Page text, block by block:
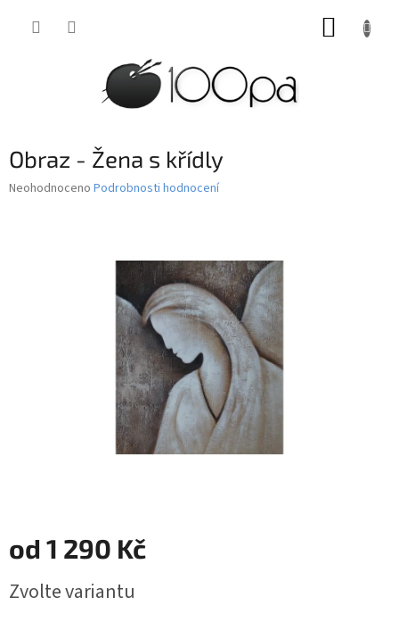
Obraz - Žena s křídly
Průměrné
Neohodnoceno Podrobnosti hodnocení
od 1 290 Kč
cena:
Zvolte variantu